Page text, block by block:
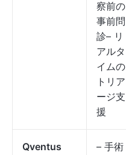
察前の
事前問
診– リ
アルタ
イムの
トリア
ージ支
援
Qventus
– 手術